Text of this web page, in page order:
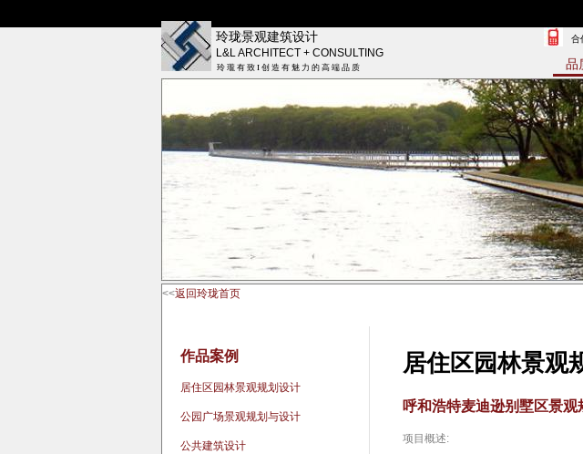
玲珑景观建筑设计
L&L ARCHITECT + CONSULTING
玲 瓏 有 致 I 创 造 有 魅 力 的 高 端 品 质
合
品
<<返回玲珑首页
作品案例
居住区园林景观规划设计
公园广场景观规划与设计
公共建筑设计
居住区园林景观
呼和浩特麦迪逊别墅区景观
项目概述: